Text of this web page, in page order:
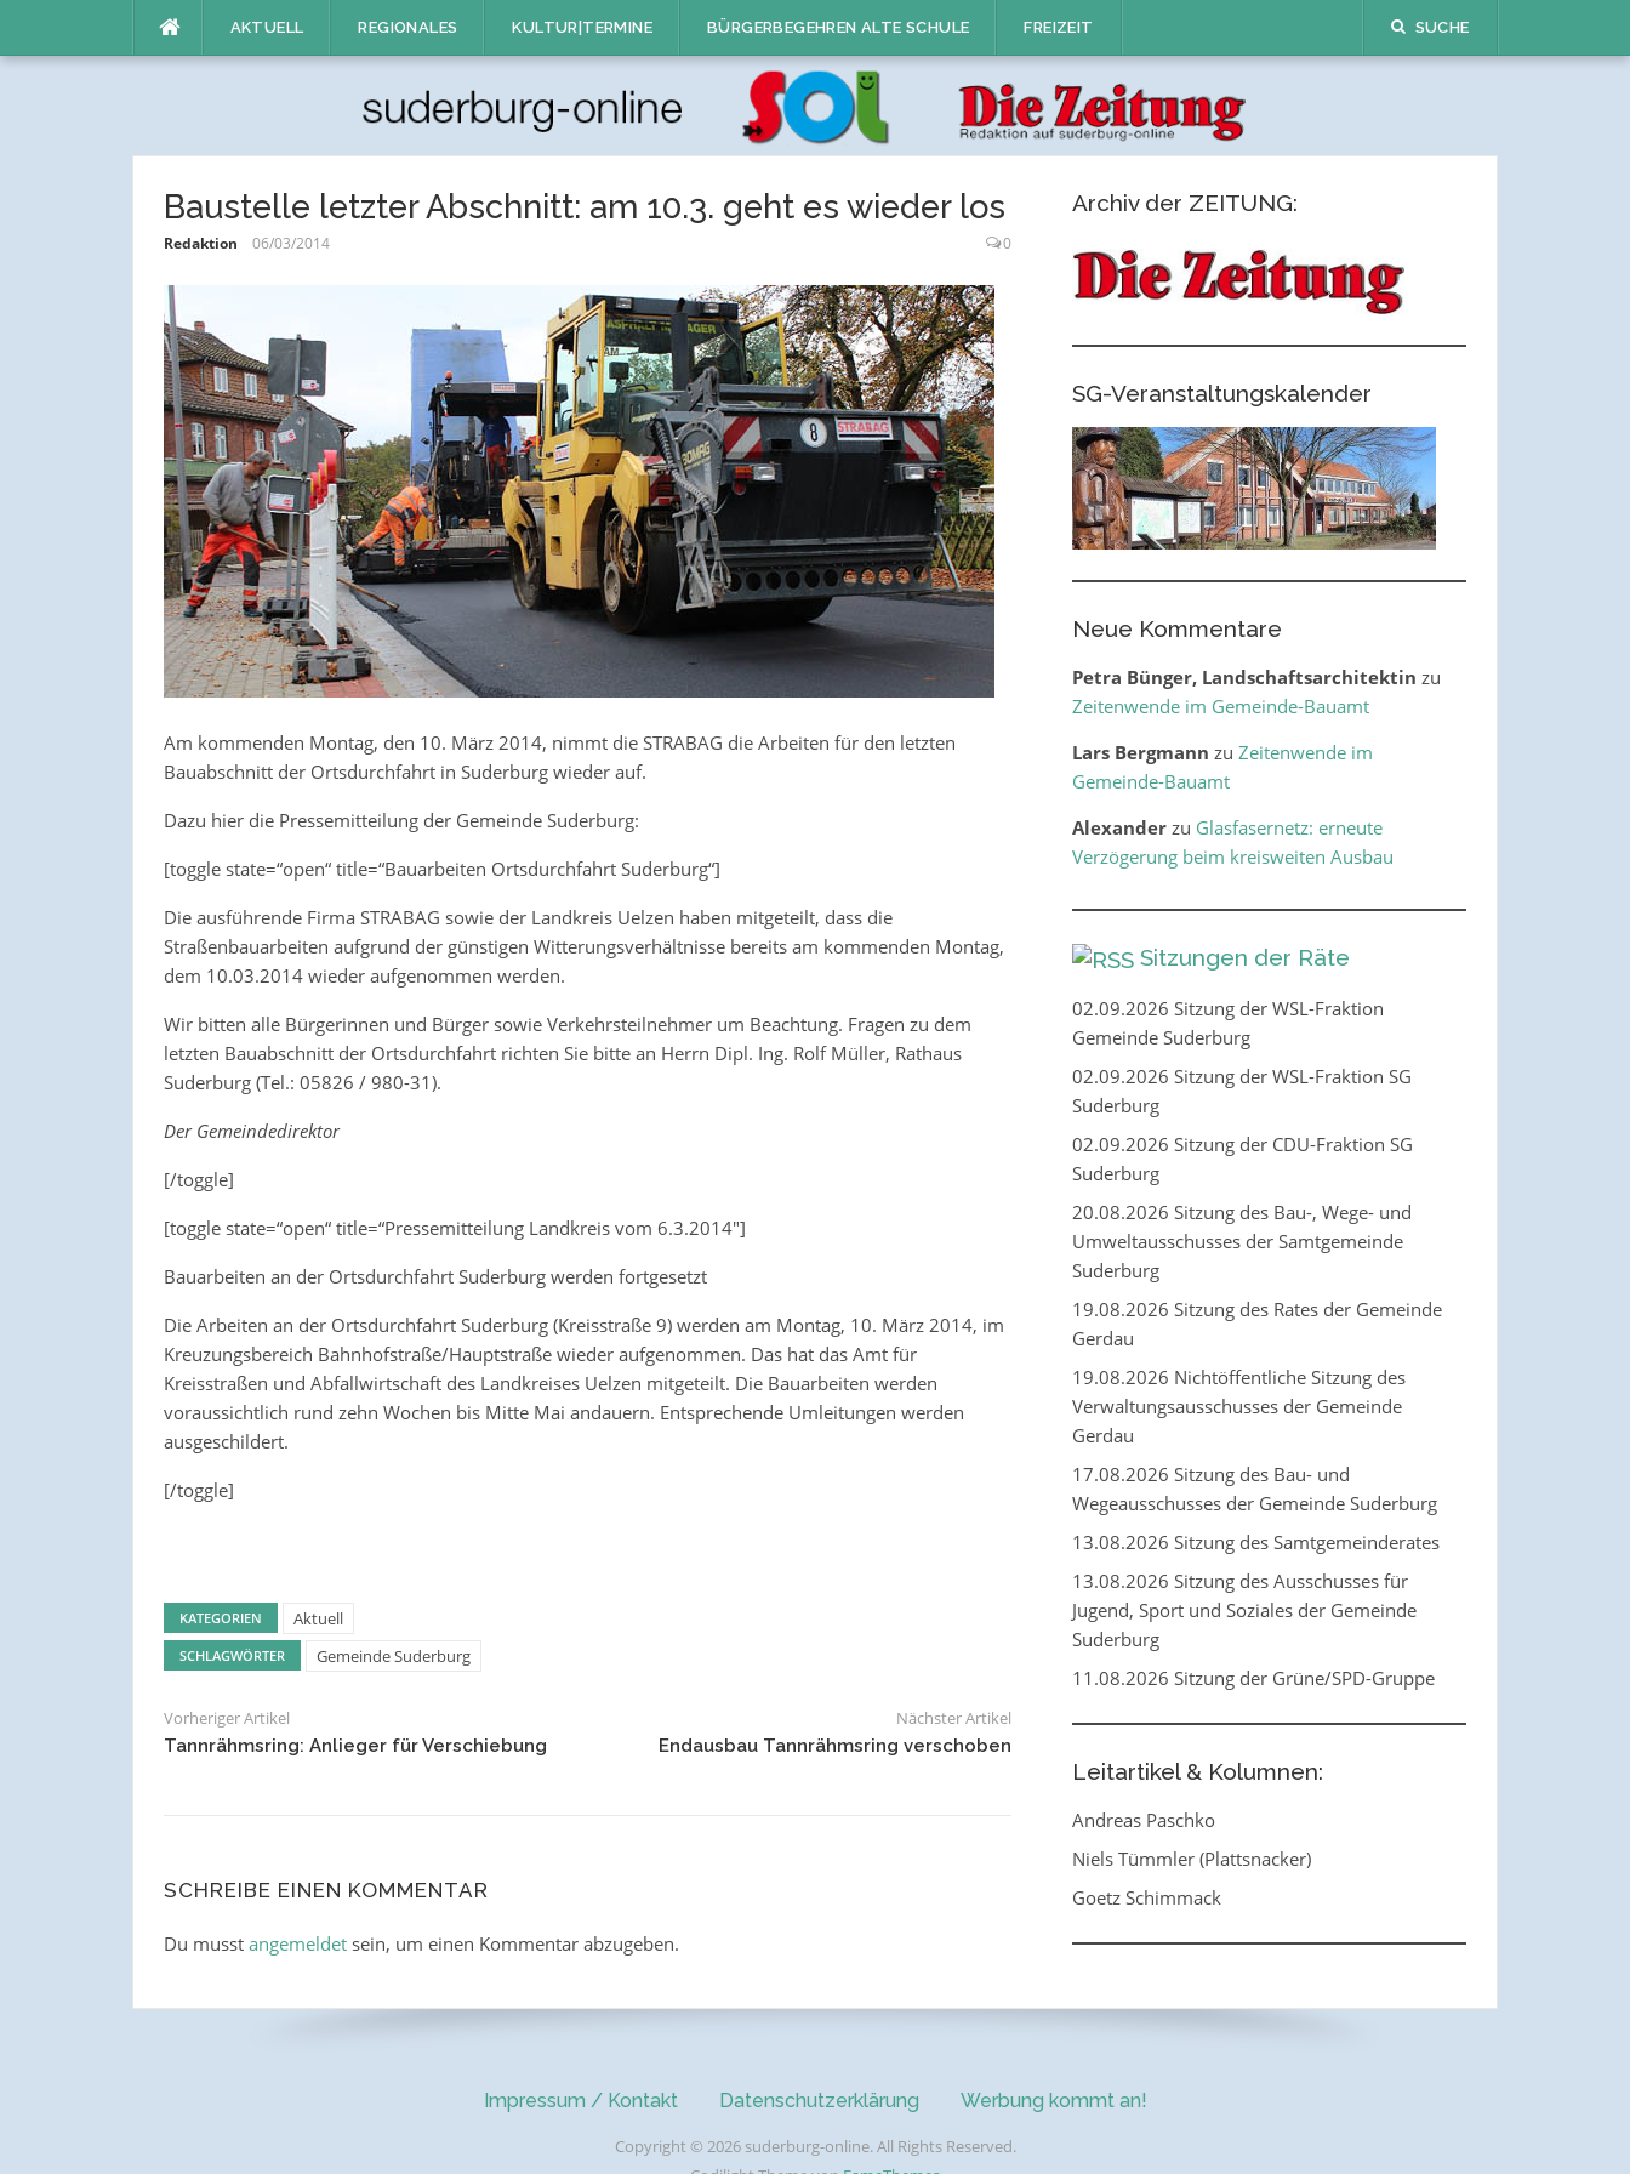
AKTUELL REGIONALES KULTUR|TERMINE BÜRGERBEGEHREN ALTE SCHULE FREIZEIT SUCHE
Baustelle letzter Abschnitt: am 10.3. geht es wieder los
Redaktion 06/03/2014 0
Am kommenden Montag, den 10. März 2014, nimmt die STRABAG die Arbeiten für den letzten
Bauabschnitt der Ortsdurchfahrt in Suderburg wieder auf.
Dazu hier die Pressemitteilung der Gemeinde Suderburg:
[toggle state=“open“ title=“Bauarbeiten Ortsdurchfahrt Suderburg“]
Die ausführende Firma STRABAG sowie der Landkreis Uelzen haben mitgeteilt, dass die
Straßenbauarbeiten aufgrund der günstigen Witterungsverhältnisse bereits am kommenden Montag,
dem 10.03.2014 wieder aufgenommen werden.
Wir bitten alle Bürgerinnen und Bürger sowie Verkehrsteilnehmer um Beachtung. Fragen zu dem
letzten Bauabschnitt der Ortsdurchfahrt richten Sie bitte an Herrn Dipl. Ing. Rolf Müller, Rathaus
Suderburg (Tel.: 05826 / 980-31).
Der Gemeindedirektor
[/toggle]
[toggle state=“open“ title=“Pressemitteilung Landkreis vom 6.3.2014″]
Bauarbeiten an der Ortsdurchfahrt Suderburg werden fortgesetzt
Die Arbeiten an der Ortsdurchfahrt Suderburg (Kreisstraße 9) werden am Montag, 10. März 2014, im
Kreuzungsbereich Bahnhofstraße/Hauptstraße wieder aufgenommen. Das hat das Amt für
Kreisstraßen und Abfallwirtschaft des Landkreises Uelzen mitgeteilt. Die Bauarbeiten werden
voraussichtlich rund zehn Wochen bis Mitte Mai andauern. Entsprechende Umleitungen werden
ausgeschildert.
[/toggle]
KATEGORIEN Aktuell
SCHLAGWÖRTER Gemeinde Suderburg
Vorheriger Artikel
Tannrähmsring: Anlieger für Verschiebung
Nächster Artikel
Endausbau Tannrähmsring verschoben
SCHREIBE EINEN KOMMENTAR
Du musst angemeldetsein, um einen Kommentar abzugeben.
Archiv der ZEITUNG:
SG-Veranstaltungskalender
Neue Kommentare
Petra Bünger, Landschaftsarchitektin zu
Zeitenwende im Gemeinde-Bauamt
Lars Bergmann zu Zeitenwende im
Gemeinde-Bauamt
Alexanderzu Glasfasernetz: erneute
Verzögerung beim kreisweiten Ausbau
Sitzungen der Räte
02.09.2026 Sitzung der WSL-Fraktion
Gemeinde Suderburg
02.09.2026 Sitzung der WSL-Fraktion SG
Suderburg
02.09.2026 Sitzung der CDU-Fraktion SG
Suderburg
20.08.2026 Sitzung des Bau-, Wege- und
Umweltausschusses der Samtgemeinde
Suderburg
19.08.2026 Sitzung des Rates der Gemeinde
Gerdau
19.08.2026 Nichtöffentliche Sitzung des
Verwaltungsausschusses der Gemeinde
Gerdau
17.08.2026 Sitzung des Bau- und
Wegeausschusses der Gemeinde Suderburg
13.08.2026 Sitzung des Samtgemeinderates
13.08.2026 Sitzung des Ausschusses für
Jugend, Sport und Soziales der Gemeinde
Suderburg
11.08.2026 Sitzung der Grüne/SPD-Gruppe
Leitartikel & Kolumnen:
Andreas Paschko
Niels Tümmler (Plattsnacker)
Goetz Schimmack
Impressum / Kontakt Datenschutzerklärung Werbung kommt an!
Copyright © 2026 suderburg-online. All Rights Reserved.